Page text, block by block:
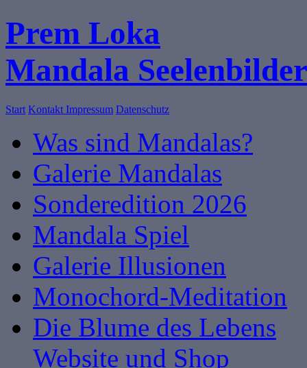
Prem Loka
Mandala Seelenbilder
Start Kontakt Impressum Datenschutz
Was sind Mandalas?
Galerie Mandalas
Sonderedition 2026
Mandala Spiel
Galerie Illusionen
Monochord-Meditation
Die Blume des Lebens
Website und Shop